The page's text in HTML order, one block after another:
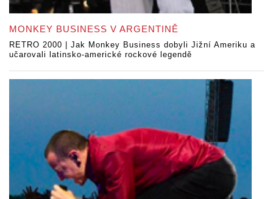
MONKEY BUSINESS V ARGENTINĚ
RETRO 2000 | Jak Monkey Business dobyli Jižní Ameriku a
učarovali latinsko-americké rockové legendě